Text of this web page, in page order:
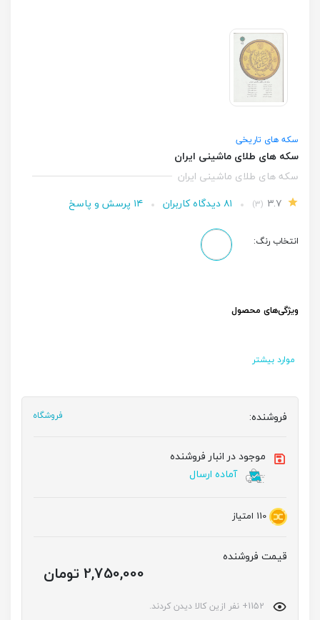
سکه های تاریخی
سکه های طلای ماشینی ایران
سکه های طلای ماشینی ایران
(۳) ۸۱ دیدگاه کاربران ۱۴ پرسش و پاسخ
انتخاب رنگ:
ویژگی‌های محصول
موارد بیشتر
فروشنده: فروشگاه
موجود در انبار فروشنده
آماده ارسال
110 امتیاز
قیمت فروشنده
2,750,000 تومان